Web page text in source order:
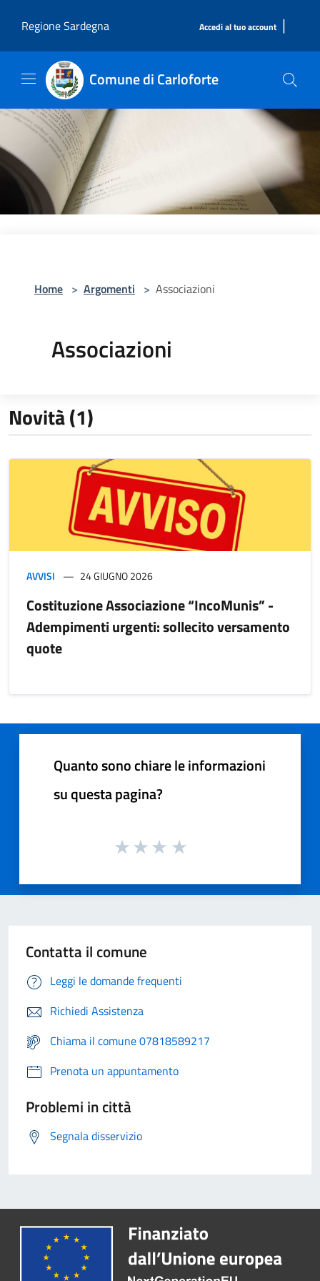
Regione Sardegna
Accedi al tuo account |
Comune di Carloforte
Home > Argomenti > Associazioni
Associazioni
Novità (1)
AVVISI 24 GIUGNO 2026
Costituzione Associazione “IncoMunis” -
Adempimenti urgenti: sollecito versamento
quote
Quanto sono chiare le informazioni
su questa pagina?
Contatta il comune
Leggi le domande frequenti
Richiedi Assistenza
Chiama il comune 07818589217
Prenota un appuntamento
Problemi in città
Segnala disservizio